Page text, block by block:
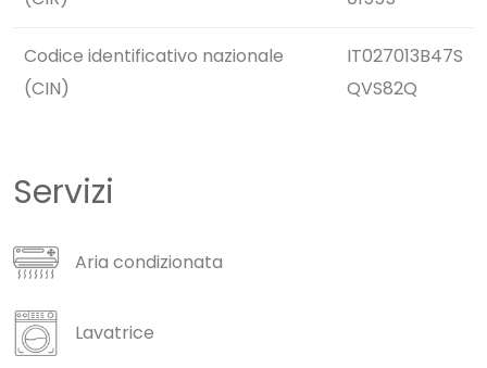
Codice identificativo nazionale
(CIN)
IT027013B47S
QVS82Q
Servizi
Aria condizionata
Lavatrice